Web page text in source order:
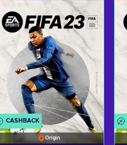
Visualizza offerte
CASHBACK
Origin